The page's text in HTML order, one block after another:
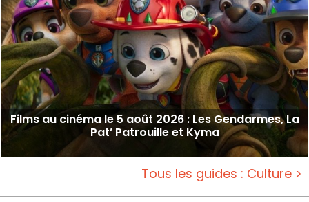
Films au cinéma le 5 août 2026 : Les Gendarmes, La
Pat’ Patrouille et Kyma
Tous les guides : Culture >